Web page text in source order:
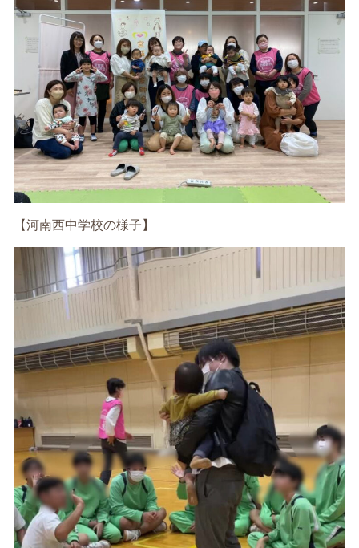
【河南西中学校の様子】